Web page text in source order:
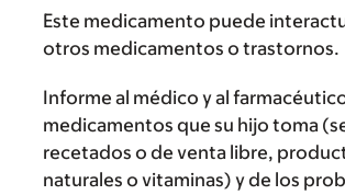
Este medicamento puede
otros medicamentos o trastornos.
Informe al médico y al
medicamentos que su hijo toma
recetados o de venta libre,
naturales o vitaminas) y de los